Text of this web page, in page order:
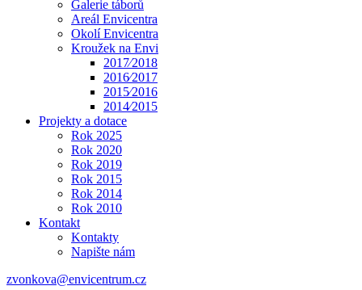
Galerie táborů
Areál Envicentra
Okolí Envicentra
Kroužek na Envi
2017⁄2018
2016⁄2017
2015⁄2016
2014⁄2015
Projekty a dotace
Rok 2025
Rok 2020
Rok 2019
Rok 2015
Rok 2014
Rok 2010
Kontakt
Kontakty
Napište nám
zvonkova@envicentrum.cz